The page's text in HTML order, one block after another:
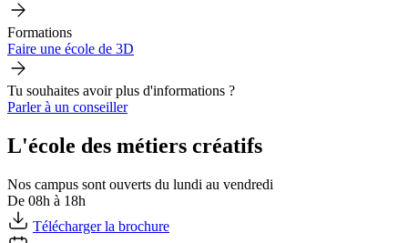
Formations
Faire une école de 3D
Tu souhaites avoir plus d'informations ?
Parler à un conseiller
L'école des métiers créatifs
Nos campus sont ouverts du lundi au vendredi
De 08h à 18h
Télécharger la brochure